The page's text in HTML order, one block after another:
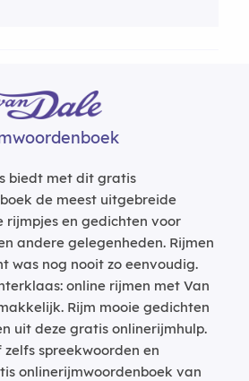
biedt met dit gratis
de meest uitgebreide
rijmpjes en gedichten voor
andere gelegenheden. Rijmen
was nog nooit zo eenvoudig.
online rijmen met Van
Rijm mooie gedichten
uit deze gratis onlinerijmhulp.
spreekwoorden en
onlinerijmwoordenboek van